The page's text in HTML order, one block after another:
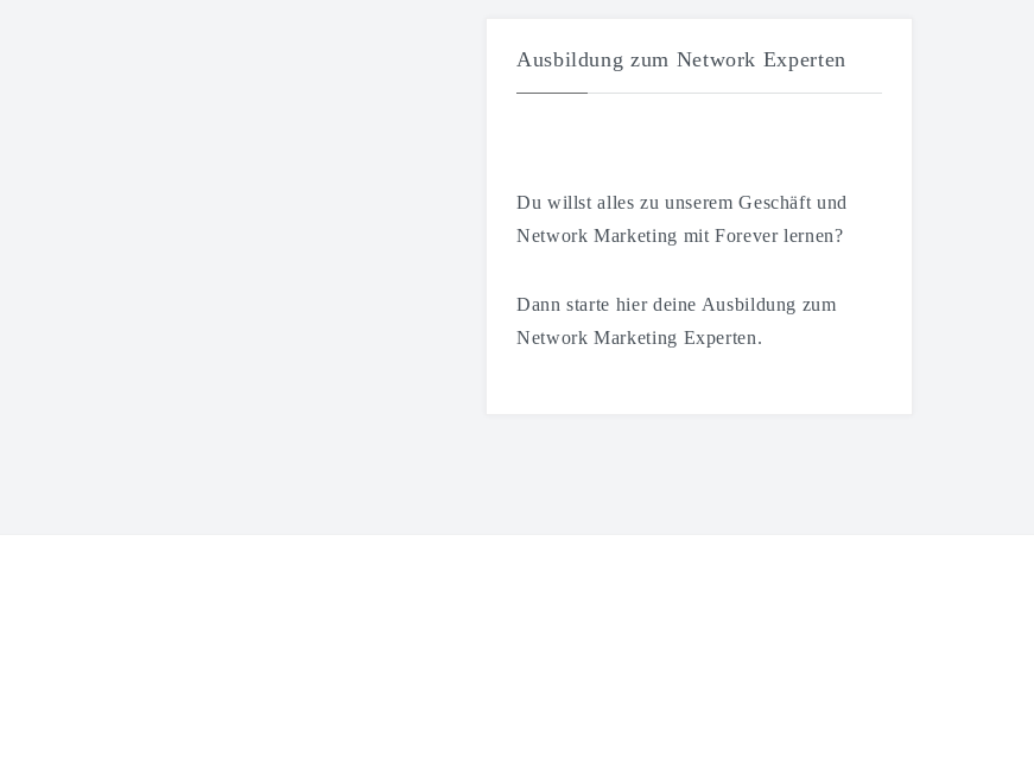
Ausbildung zum Network Experten
Du willst alles zu unserem Geschäft und
Network Marketing mit Forever lernen?
Dann starte hier deine Ausbildung zum
Network Marketing Experten.